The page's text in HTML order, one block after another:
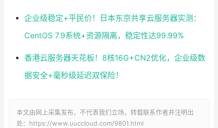
企业级稳定+平民价！日本东京共享云服务器实测：
CentOS 7.9系统+资源隔离，稳定性达99.99%
香港云服务器天花板！8核16G+CN2优化，企业级数
据安全+毫秒级延迟双保险！
本文由网上采集发布，不代表我们立场，转载联系作者并注明出
处：https://www.uuccloud.com/9801.html